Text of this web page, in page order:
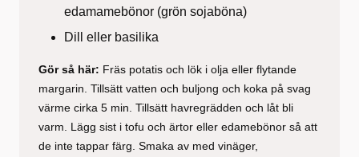
edamamebönor (grön sojaböna)
Dill eller basilika
Gör så här: Fräs potatis och lök i olja eller flytande
margarin. Tillsätt vatten och buljong och koka på svag
värme cirka 5 min. Tillsätt havregrädden och låt bli
varm. Lägg sist i tofu och ärtor eller edamebönor så att
de inte tappar färg. Smaka av med vinäger,